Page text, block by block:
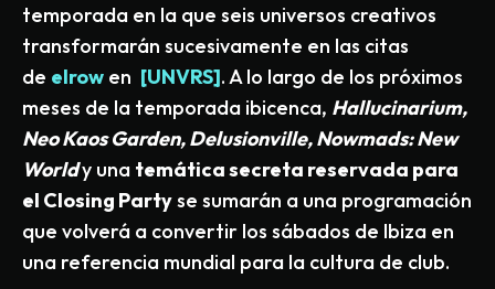
temporada en la que seis universos creativos
transformarán sucesivamente en las citas
de elrow en [UNVRS]. A lo largo de los próximos
meses de la temporada ibicenca, Hallucinarium,
Neo Kaos Garden, Delusionville, Nowmads: New
Worldy una temática secreta reservada para
el Closing Partyse sumarán a una programación
que volverá a convertir los sábados de Ibiza en
una referencia mundial para la cultura de club.